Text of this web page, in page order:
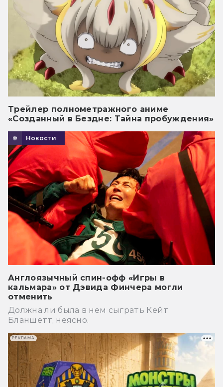
Трейлер полнометражного аниме
«Созданный в Бездне: Тайна пробуждения»
Новости
Англоязычный спин-офф «Игры в
кальмара» от Дэвида Финчера могли
отменить
Должна ли была в нем сыграть Кейт
Бланшетт, неясно.
РЕКЛАМА